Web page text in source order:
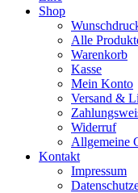
Shop
Alle
Warenkorb
Kasse
Mein Konto
Versand &
Widerruf
Allgemeine
Kontakt
Impressum